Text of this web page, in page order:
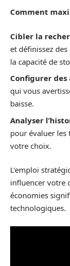
Comment
Cibler la
et définissez
la capacité de
Configurer des
qui vous
baisse.
Analyser
pour évaluer les
votre choix.
L’emploi
influencer votre
économies
technologiques.